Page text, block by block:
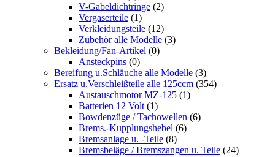
V-Gabeldichtringe (2)
Vergaserteile (1)
Verkleidungsteile (12)
Zubehör alle Modelle (3)
Bekleidung/Fan-Artikel (0)
Ansteckpins (0)
Bereifung u.Schläuche alle Modelle (3)
Ersatz u.Verschleißteile alle 125ccm (354)
Austauschmotor MZ-125 (1)
Batterien 12 Volt (1)
Bowdenzüge / Tachowellen (6)
Brems.-Kupplungshebel (6)
Bremsanlage u. -Teile (8)
Bremsbeläge / Bremszangen u. Teile (24)